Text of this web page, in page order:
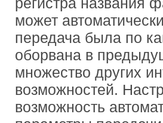
может
передача была по
оборвана в
множество других
возможностей.
возможность